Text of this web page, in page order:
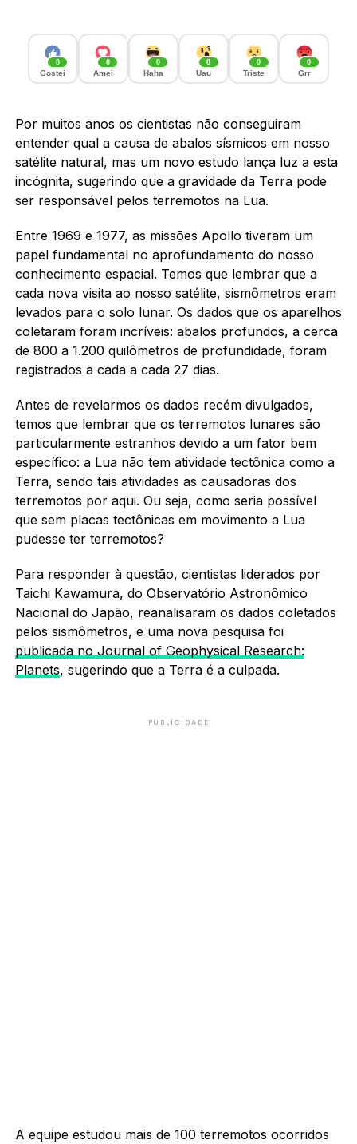
0
Gostei
0
Amei
0
Haha
0
Uau
0
Triste
0
Grr
Por muitos anos os cientistas não conseguiram
entender qual a causa de abalos sísmicos em nosso
satélite natural, mas um novo estudo lança luz a esta
incógnita, sugerindo que a gravidade da Terra pode
ser responsável pelos terremotos na Lua.
Entre 1969 e 1977, as missões Apollo tiveram um
papel fundamental no aprofundamento do nosso
conhecimento espacial. Temos que lembrar que a
cada nova visita ao nosso satélite, sismômetros eram
levados para o solo lunar. Os dados que os aparelhos
coletaram foram incríveis: abalos profundos, a cerca
de 800 a 1.200 quilômetros de profundidade, foram
registrados a cada a cada 27 dias.
Antes de revelarmos os dados recém divulgados,
temos que lembrar que os terremotos lunares são
particularmente estranhos devido a um fator bem
específico: a Lua não tem atividade tectônica como a
Terra, sendo tais atividades as causadoras dos
terremotos por aqui. Ou seja, como seria possível
que sem placas tectônicas em movimento a Lua
pudesse ter terremotos?
Para responder à questão, cientistas liderados por
Taichi Kawamura, do Observatório Astronômico
Nacional do Japão, reanalisaram os dados coletados
pelos sismômetros, e uma nova pesquisa foi
publicada no Journal of Geophysical Research:
Planets, sugerindo que a Terra é a culpada.
PUBLICIDADE
A equipe estudou mais de 100 terremotos ocorridos